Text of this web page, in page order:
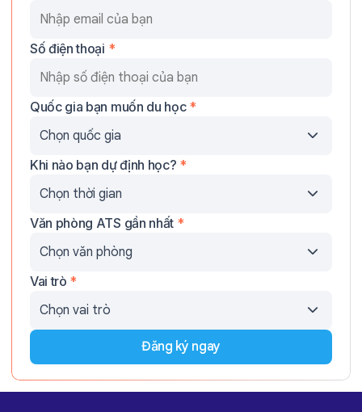
Số điện thoại *
Quốc gia bạn muốn du học *
Khi nào bạn dự định học? *
Văn phòng ATS gần nhất *
Vai trò *
Đăng ký ngay